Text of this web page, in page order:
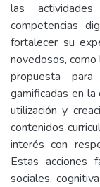
las
competencias
fortalecer su
novedosos,
propuesta
gamificadas en la
utilización y
contenidos
interés con
Estas acciones
sociales,